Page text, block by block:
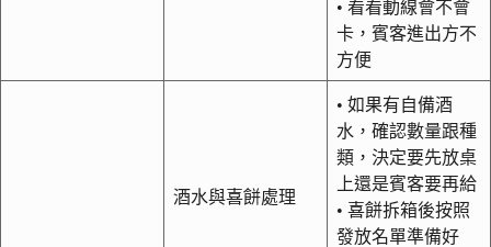
• 看看動線會不會
卡，賓客進出方不
方便
酒水與喜餅處理
• 如果有自備酒
水，確認數量跟種
類，決定要先放桌
上還是賓客要再給
• 喜餅拆箱後按照
發放名單準備好